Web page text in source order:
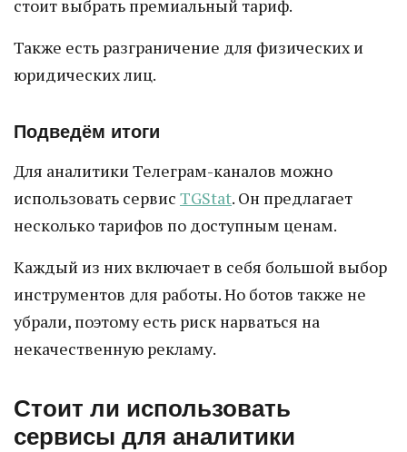
стоит выбрать премиальный тариф.
Также есть разграничение для физических и
юридических лиц.
Подведём итоги
Для аналитики Телеграм-каналов можно
использовать сервис TGStat. Он предлагает
несколько тарифов по доступным ценам.
Каждый из них включает в себя большой выбор
инструментов для работы. Но ботов также не
убрали, поэтому есть риск нарваться на
некачественную рекламу.
Стоит ли использовать
сервисы для аналитики